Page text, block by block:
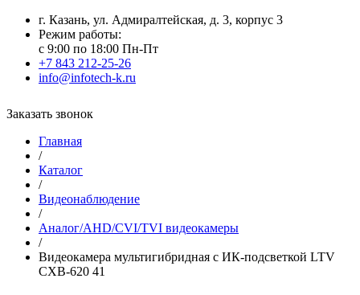
г. Казань, ул. Адмиралтейская, д. 3, корпус 3
Режим работы:
с 9:00 по 18:00 Пн-Пт
+7 843 212-25-26
info@infotech-k.ru
Заказать звонок
Главная
/
Каталог
/
Видеонаблюдение
/
Аналог/AHD/CVI/TVI видеокамеры
/
Видеокамера мультигибридная с ИК-подсветкой LTV
CXB-620 41